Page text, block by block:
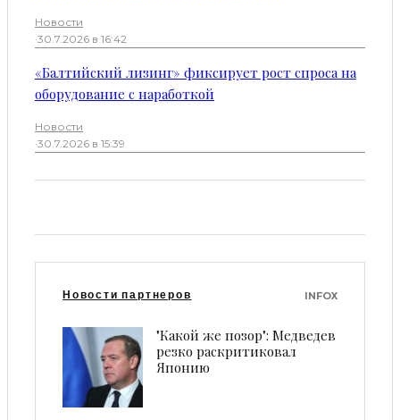
Новости
·30.7.2026 в 16:42
«Балтийский лизинг» фиксирует рост спроса на
оборудование с наработкой
Новости
·30.7.2026 в 15:39
Новости партнеров INFOX
"Какой же позор": Медведев
резко раскритиковал
Японию